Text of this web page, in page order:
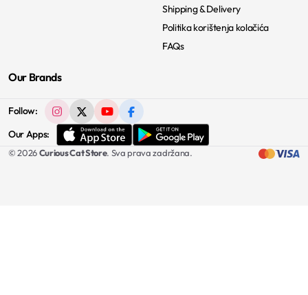
Shipping & Delivery
Politika korištenja kolačića
FAQs
Our Brands
Follow:
Our Apps:
© 2026Curious Cat Store. Sva prava zadržana.